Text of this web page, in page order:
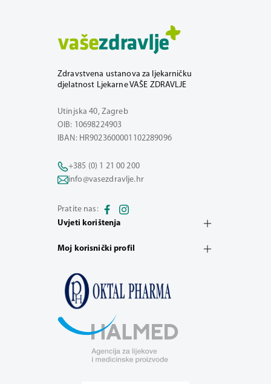
Zdravstvena ustanova za ljekarničku
djelatnost Ljekarne VAŠE ZDRAVLJE
Utinjska 40, Zagreb
OIB: 10698224903
IBAN: HR9023600001102289096
+385 (0) 1 21 00 200
info@vasezdravlje.hr
Pratite nas:
Uvjeti korištenja
Moj korisnički profil